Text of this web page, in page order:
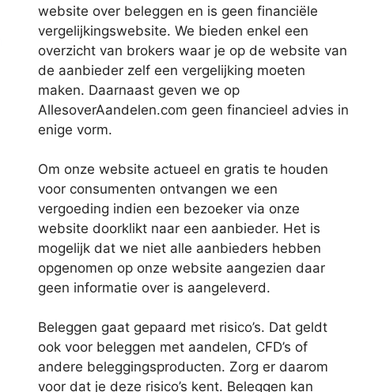
website over beleggen en is geen financiële
vergelijkingswebsite. We bieden enkel een
overzicht van brokers waar je op de website van
de aanbieder zelf een vergelijking moeten
maken. Daarnaast geven we op
AllesoverAandelen.com geen financieel advies in
enige vorm.
Om onze website actueel en gratis te houden
voor consumenten ontvangen we een
vergoeding indien een bezoeker via onze
website doorklikt naar een aanbieder. Het is
mogelijk dat we niet alle aanbieders hebben
opgenomen op onze website aangezien daar
geen informatie over is aangeleverd.
Beleggen gaat gepaard met risico’s. Dat geldt
ook voor beleggen met aandelen, CFD’s of
andere beleggingsproducten. Zorg er daarom
voor dat je deze risico’s kent. Beleggen kan